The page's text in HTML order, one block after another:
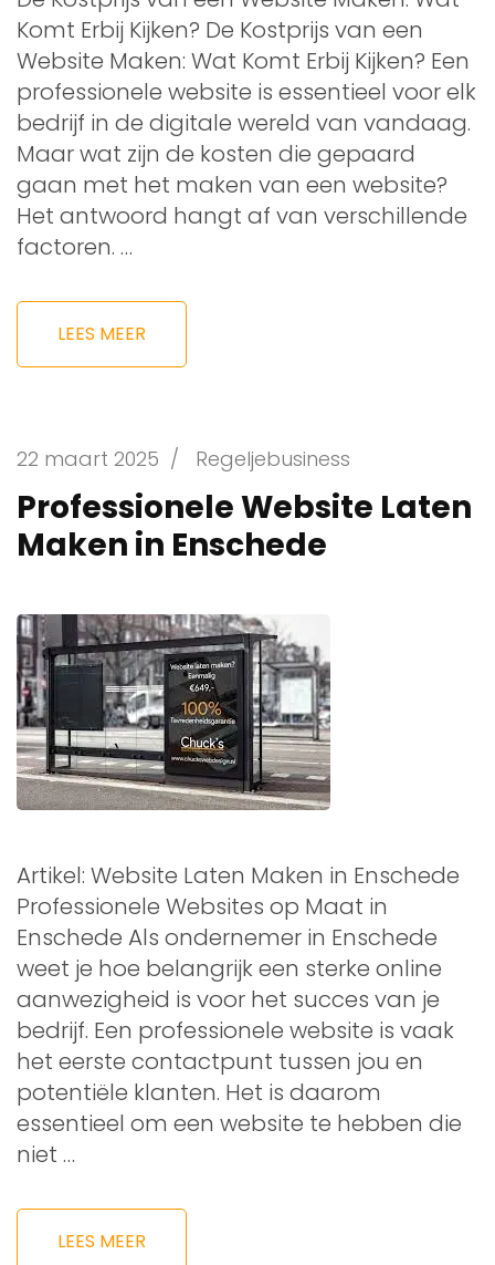
Komt Erbij Kijken? De Kostprijs van een
Website Maken: Wat Komt Erbij Kijken? Een
professionele website is essentieel voor elk
bedrijf in de digitale wereld van vandaag.
Maar wat zijn de kosten die gepaard
gaan met het maken van een website?
Het antwoord hangt af van verschillende
factoren. …
LEES MEER
22 maart 2025 / Regeljebusiness
Professionele Website Laten
Maken in Enschede
Artikel: Website Laten Maken in Enschede
Professionele Websites op Maat in
Enschede Als ondernemer in Enschede
weet je hoe belangrijk een sterke online
aanwezigheid is voor het succes van je
bedrijf. Een professionele website is vaak
het eerste contactpunt tussen jou en
potentiële klanten. Het is daarom
essentieel om een website te hebben die
niet …
LEES MEER